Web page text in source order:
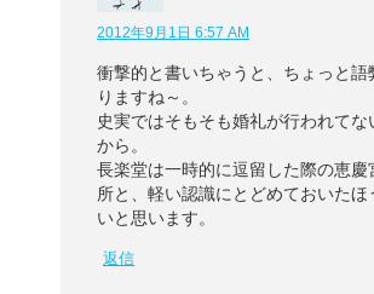
2012年9月1日 6:57 AM
衝撃的と書いちゃうと、ちょっと語
りますね～。
史実ではそもそも婚礼が行われてな
から。
長楽堂は一時的に逗留した際の恵慶
所と、軽い認識にとどめておいたほ
いと思います。
返信